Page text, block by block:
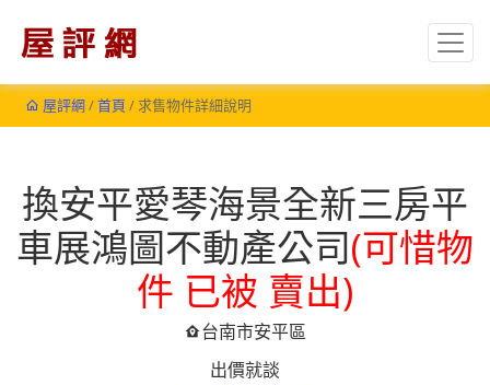
屋評網/首頁 / 求售物件詳細說明
換安平愛琴海景全新三房平
車展鴻圖不動產公司(可惜物
件 已被 賣出)
台南市安平區
出價就談